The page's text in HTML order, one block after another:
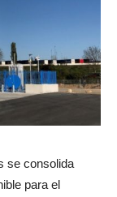
se consolida
para el